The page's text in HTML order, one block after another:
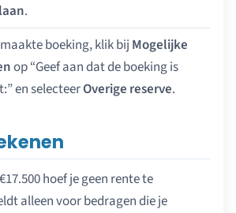
.
boeking, klik bij Mogelijke
op “Geef aan dat de boeking is
en selecteerOverige reserve.
hoef je geen rente te
alleen voor bedragen die je